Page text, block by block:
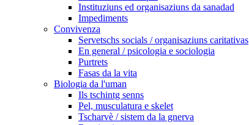
Instituziuns ed organisaziuns da sanadad
Impediments
Convivenza
Servetschs socials / organisaziuns caritativas
En general / psicologia e sociologia
Purtrets
Fasas da la vita
Biologia da l'uman
Ils tschintg senns
Pel, musculatura e skelet
Tscharvè / sistem da la gnerva